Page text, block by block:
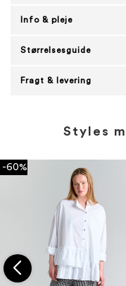
Info & pleje
Størrelsesguide
Fragt & levering
Styles
-60%